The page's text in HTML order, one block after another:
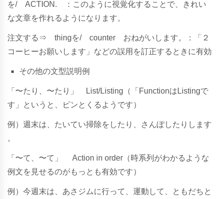
を/ ACT ON . ：このように視覚化することで、きれい
な文章を作れるようになります。
注文する ⇒ thingを/ counter おねがい し ま す。：「２
コーヒーお願いします」などの誤用を訂正するときに有効
その他の文型説明例
「〜た り 、〜た り」 List/Listing（「 FunctionはListingで
す」というと、ピンとくるようです）
例 ） 週 末は たいてい掃除を した り さ んぽした り し ま す
。
「〜て 、〜て」 Action in order（時系列がわかるような
例文を見せるのがもっとも有効です）
例 ） 今週 末は あさ ジ ムに行って 運動 して と もだち と